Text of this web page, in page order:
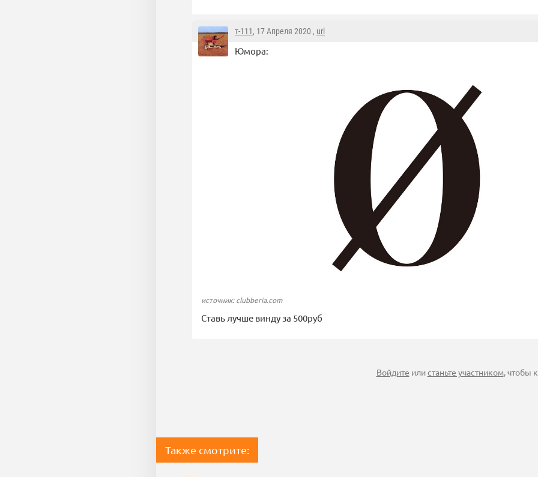
т-111, 17 Апреля 2020 , url
Юмора:
источник: clubberia.com
Ставь лучше винду за 500руб
Войдите илистаньте участником, чтобы
Также смотрите: